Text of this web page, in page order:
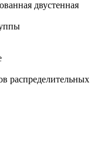
двустенная
распределительных